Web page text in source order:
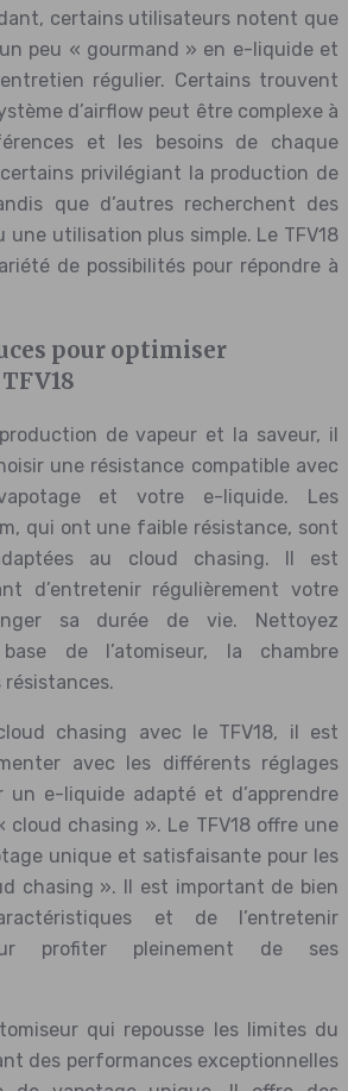
certains utilisateurs notent que
peu « gourmand » en e-liquide et
régulier. Certains trouvent
d’airflow peut être complexe à
et les besoins de chaque
privilégiant la production de
que d’autres recherchent des
une utilisation plus simple. Le TFV18
de possibilités pour répondre à
pour optimiser
de vapeur et la saveur, il
une résistance compatible avec
et votre e-liquide. Les
qui ont une faible résistance, sont
au cloud chasing. Il est
d’entretenir régulièrement votre
sa durée de vie. Nettoyez
de l’atomiseur, la chambre
résistances.
chasing avec le TFV18, il est
avec les différents réglages
un e-liquide adapté et d’apprendre
cloud chasing ». Le TFV18 offre une
unique et satisfaisante pour les
chasing ». Il est important de bien
et de l’entretenir
profiter pleinement de ses
qui repousse les limites du
des performances exceptionnelles